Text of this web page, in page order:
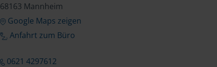
68163 Mannheim
Google Maps zeigen
Anfahrt zum Büro
0621 4297612